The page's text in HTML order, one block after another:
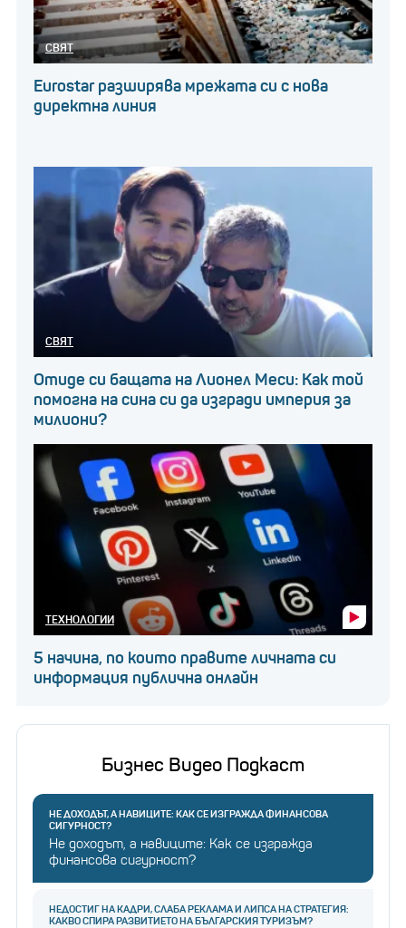
СВЯТ
Eurostar разширява мрежата си с нова
директна линия
СВЯТ
Отиде си бащата на Лионел Меси: Как той
помогна на сина си да изгради империя за
милиони?
ТЕХНОЛОГИИ
5 начина, по които правите личната си
информация публична онлайн
Бизнес Видео Подкаст
НЕ ДОХОДЪТ, А НАВИЦИТЕ: КАК СЕ ИЗГРАЖДА ФИНАНСОВА
СИГУРНОСТ?
Не доходът, а навиците: Как се изгражда
финансова сигурност?
НЕДОСТИГ НА КАДРИ, СЛАБА РЕКЛАМА И ЛИПСА НА СТРАТЕГИЯ:
КАКВО СПИРА РАЗВИТИЕТО НА БЪЛГАРСКИЯ ТУРИЗЪМ?